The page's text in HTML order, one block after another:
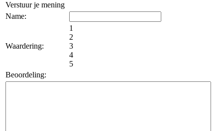
Verstuur je mening
Name:
Waardering:
1
2
3
4
5
Beoordeling: